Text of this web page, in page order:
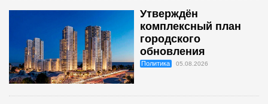
Утверждён
комплексный план
городского
обновления
Политика 05.08.2026